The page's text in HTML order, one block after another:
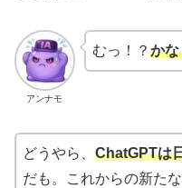
アンナモ
むっ！？ か
どうやら、 ChatGPTは
だも。これからの新た